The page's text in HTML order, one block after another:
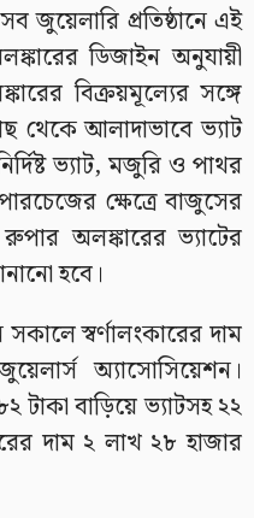
জুয়েলারি প্রতিষ্ঠানে এই
ডিজাইন অনুযায়ী
বিক্রয়মূল্যের সঙ্গে
থেকে আলাদাভাবে ভ্যাট
ভ্যাট, মজুরি ও পাথর
ক্ষেত্রে বাজুসের
অলঙ্কারের ভ্যাটের
হবে।
স্বর্ণালংকারের দাম
অ্যাসোসিয়েশন।
টাকা বাড়িয়ে ভ্যাটসহ ২২
দাম ২ লাখ ২৮ হাজার